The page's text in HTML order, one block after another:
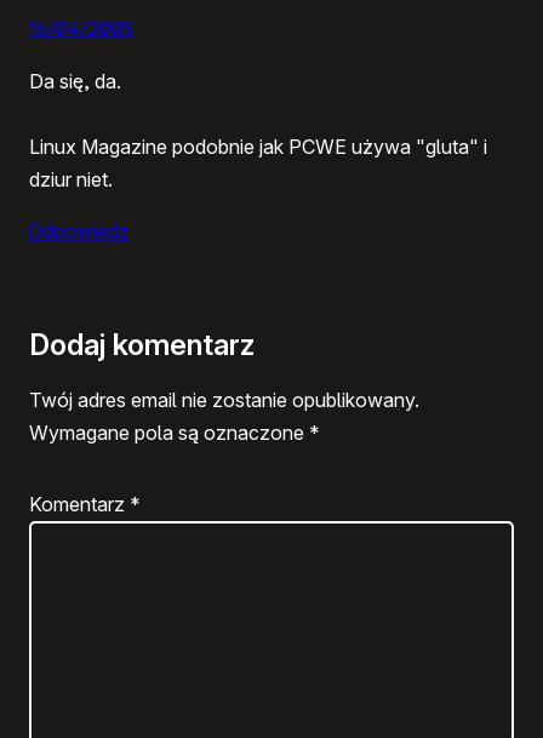
16/04/2005
Da się, da.
Linux Magazine podobnie jak PCWE używa "gluta" i
dziur niet.
Odpowiedz
Dodaj komentarz
Twój adres email nie zostanie opublikowany.
Wymagane pola są oznaczone *
Komentarz *